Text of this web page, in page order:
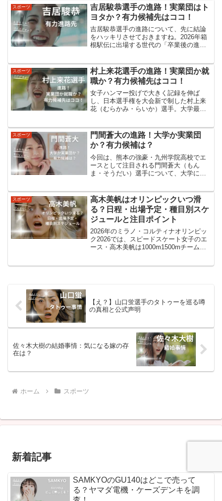
る人も多いと思います。この記事では、
2025年12月25日...
スポーツ
吉居駿恭選手の進路！実業団はト
ヨタか？有力候補先はココ！
吉居駿恭選手の進路について、先に結論
をハッキリさせておきますね。2026年箱
根駅伝に出場する世代の「卒業後の進路
一方で、別のサイトでは「まだ公表され
ていない」「実業団...
スポーツ
村上来花選手の進路！実業団か就
職か？有力候補先はココ！
女子ハンマー投げで大きく記録を伸ば
し、日本選手権を大会新で制した村上来
花（むらかみ・らいか）選手。大学最終
選ぶのかに注目が集まっています。本記
事では、村上選手の最新成績...
スポーツ
門間蒼大の進路！大学か実業団
か？有力候補は？
今回は、熊本の強豪・九州学院高校でエ
ースとして注目される門間蒼大（もん
ま・そうだい）選手について、大学に進
結論：門間蒼大は「大学進学」が濃厚。
有力候補は中央大学門間選手...
スポーツ
高木美帆はオリンピックいつ滑
る？日程・出場予定・種目別スケ
ジュールと注目ポイント
2026年のミラノ・コルティナオリンピッ
ク2026では、スピードスケート女子のエ
ース・高木美帆は1000m1500mチームパ
【え？】山口蛍選手のタトゥーを巡る噂
の真相と公式声明
佐々木大樹の結婚事情：気になる嫁の存
在は？
ホーム スポーツ
新着記事
SAMKYOのGU140はどこで売って
る？ヤマダ電機・ケーズデンキを調